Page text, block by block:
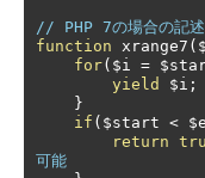
// PHP 7の場合の記
function xrange7 (
for( $i =
yield
$i ;
}
if ( $start <
return
可能